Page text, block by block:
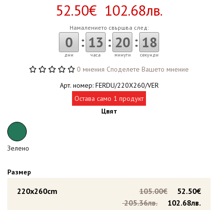
52.50€ 102.68лв.
Намалението свършва след:
0
дни
: 13
часа
: 20
минути
: 17
секунди
0 мнения Споделете Вашето мнение
Арт. номер: FERDU/220X260/VER
Остава само 1 продукт
Цвят
Зелено
Размер
220x260cm 52.50€
105.00€
102.68лв.
205.36лв.